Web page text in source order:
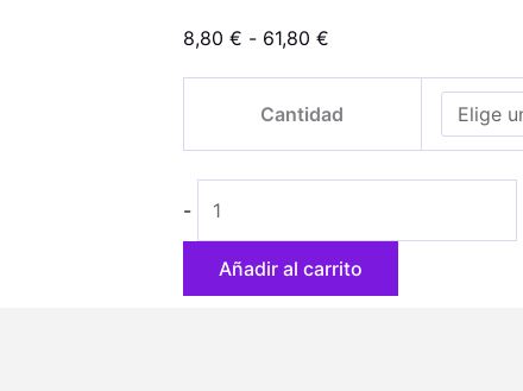
8,80 € - 61,80 €Rango
desde
Cantidad
-
cantidad
Añadir al carrito